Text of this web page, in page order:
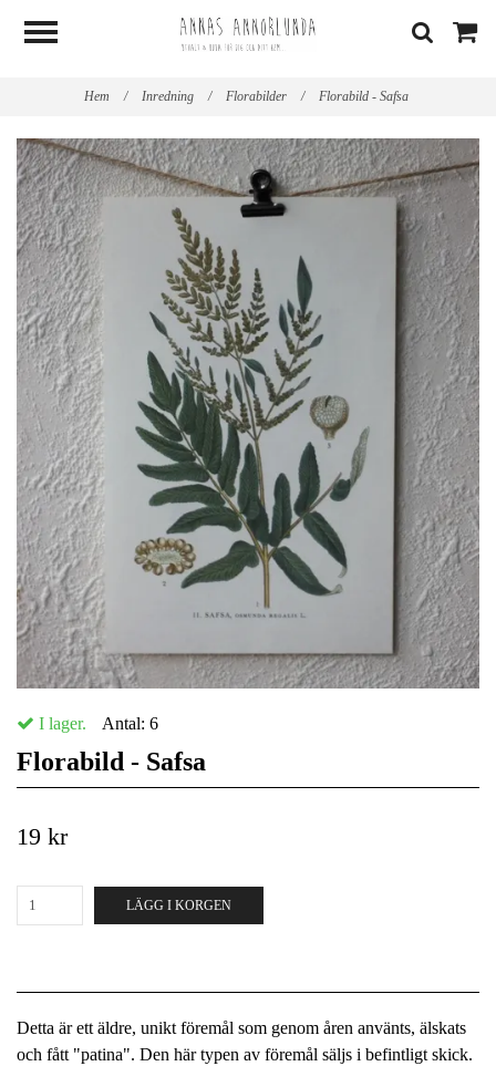
Hem / Inredning / Florabilder / Florabild - Safsa
I lager. Antal: 6
Florabild - Safsa
19 kr
LÄGG I KORGEN
Detta är ett äldre, unikt föremål som genom åren använts, älskats
och fått "patina". Den här typen av föremål säljs i befintligt skick.